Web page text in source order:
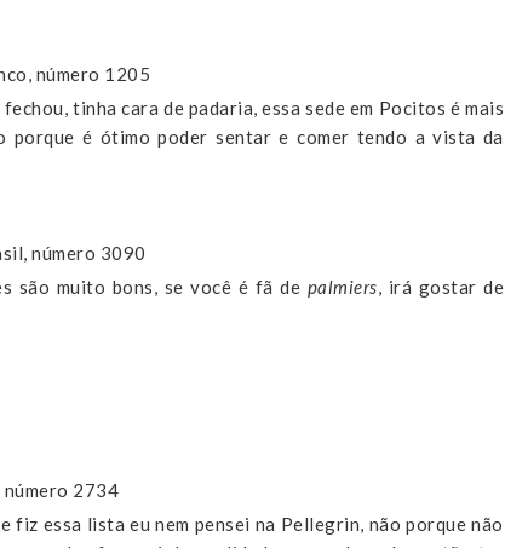
número 1205
tinha cara de padaria, essa sede em Pocitos é mais
porque é ótimo poder sentar e comer tendo a vista da
número 3090
são muito bons, se você é fã de palmiers, irá gostar de
2734
fiz essa lista eu nem pensei na Pellegrin, não porque não